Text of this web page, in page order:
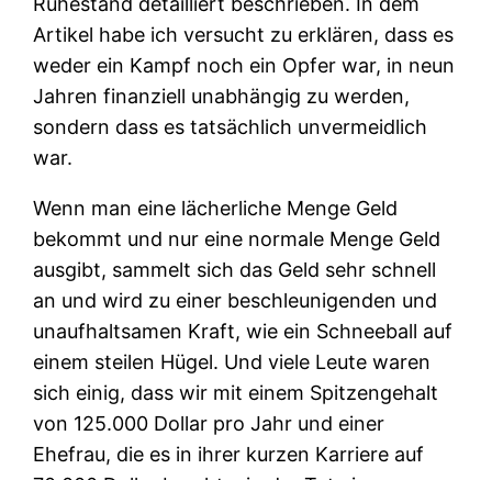
Artikel habe ich versucht zu erklären, dass es
weder ein Kampf noch ein Opfer war, in neun
Jahren finanziell unabhängig zu werden,
sondern dass es tatsächlich unvermeidlich
war.
Wenn man eine lächerliche Menge Geld
bekommt und nur eine normale Menge Geld
ausgibt, sammelt sich das Geld sehr schnell
an und wird zu einer beschleunigenden und
unaufhaltsamen Kraft, wie ein Schneeball auf
einem steilen Hügel. Und viele Leute waren
sich einig, dass wir mit einem Spitzengehalt
von 125.000 Dollar pro Jahr und einer
Ehefrau, die es in ihrer kurzen Karriere auf